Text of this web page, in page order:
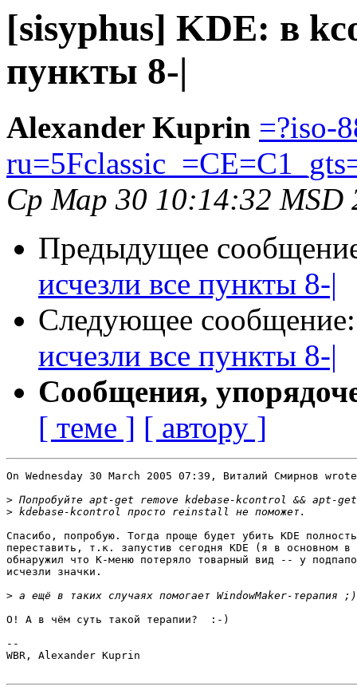
[sisyphus] KDE: в
пункты 8-|
Alexander Kuprin =?iso-
Ср Мар 30 10:14:32 MSD
Предыдущее
исчезли все пункты 8-|
Следующее
исчезли все пункты 8-|
Сообщения,
[ теме ] [ автору ]
On Wednesday 30 March 2005 07:39, Виталий Смирнов
>
>
Спасибо, попробую. Тогда проще будет убить KDE
переставить, т.к. запустив сегодня KDE (я в основном
обнаружил что K-меню потеряло товарный вид -- у
исчезли значки.
>
О! А в чём суть такой терапии?  :-)
--
WBR, Alexander Kuprin